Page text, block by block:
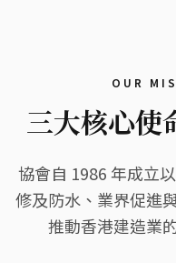
OUR
三大核心使
協會自 1986 年成立
修及防水、業界促進
推動香港建造業